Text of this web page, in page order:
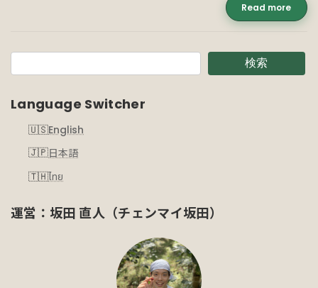
Read more
検索
Language Switcher
English
日本語
ไทย
運営：坂田 直人（チェンマイ坂田）